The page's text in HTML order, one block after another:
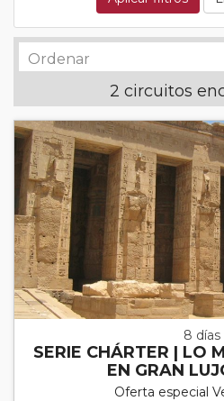
2 circuitos
8 días
SERIE CHÁRTER | LO
EN GRAN
Oferta especial